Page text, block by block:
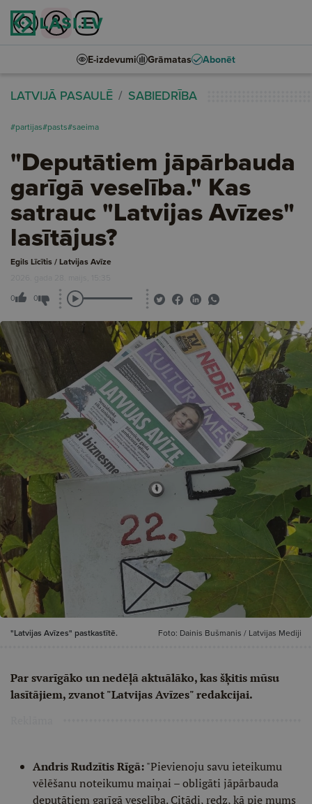
E-izdevumi Grāmatas Abonēt
LATVIJĀ PASAULĒ SABIEDRĪBA
#partijas#pasts#saeima
"Deputātiem jāpārbauda
garīgā veselība." Kas
satrauc "Latvijas Avīzes"
lasītājus?
Egils Līcītis / Latvijas Avīze
2026. gada 28. maijs, 15:35
0 0
"Latvijas Avīzes" pastkastītē. Foto: Dainis Bušmanis / Latvijas Mediji
Par svarīgāko un nedēļā aktuālāko, kas šķitis mūsu
lasītājiem, zvanot "Latvijas Avīzes" redakcijai.
Andris Rudzītis Rīgā:"Pievienoju savu ieteikumu
vēlēšanu noteikumu maiņai – obligāti jāpārbauda
deputātiem garīgā veselība. Citādi, redz, kā pie mums